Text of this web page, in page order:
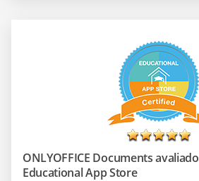
ONLYOFFICE Documents
Educational App Store